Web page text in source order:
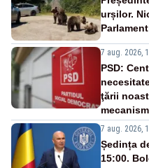
urșilor.
7 aug. 2026,
PSD:
ţării
7 aug. 2026,
Ședința
15:00.